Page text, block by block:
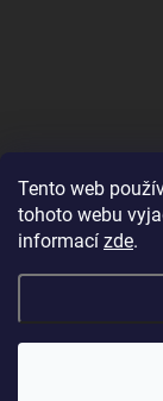
Tento web
tohoto webu
informací zde.